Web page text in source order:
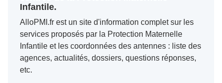
Infantile.
AlloPMI.fr est un site d'information complet sur les
services proposés par la Protection Maternelle
Infantile et les coordonnées des antennes : liste des
agences, actualités, dossiers, questions réponses,
etc.